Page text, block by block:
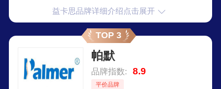
益卡思品牌详细介绍点击展开
TOP 3
帕默
品牌指数: 8.9
平价品牌